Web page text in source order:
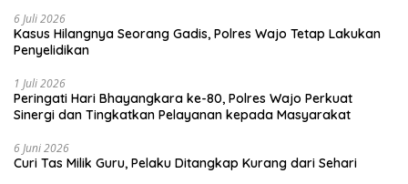
6 Juli 2026
Kasus Hilangnya Seorang Gadis, Polres Wajo Tetap Lakukan
Penyelidikan
1 Juli 2026
Peringati Hari Bhayangkara ke-80, Polres Wajo Perkuat
Sinergi dan Tingkatkan Pelayanan kepada Masyarakat
6 Juni 2026
Curi Tas Milik Guru, Pelaku Ditangkap Kurang dari Sehari